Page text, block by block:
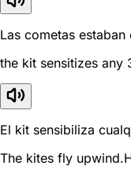
Las cometas
the kit sensitizes any
El kit sensibiliza
The kites fly